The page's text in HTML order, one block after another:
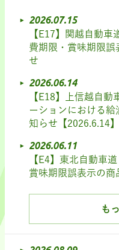
2026.07.15
【E17】関越自動
費期限・賞味期限誤
せ
2026.06.14
【E18】上信越自
ーションにおける
知らせ【2026.6.14】
2026.06.11
【E4】東北自動車
賞味期限誤表示の商
も